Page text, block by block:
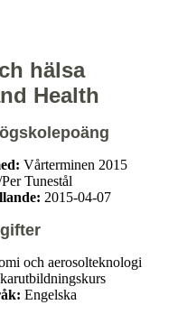
hälsa
Health
Vårterminen 2015
Tunestål
2015-04-07
och aerosolteknologi
Engelska